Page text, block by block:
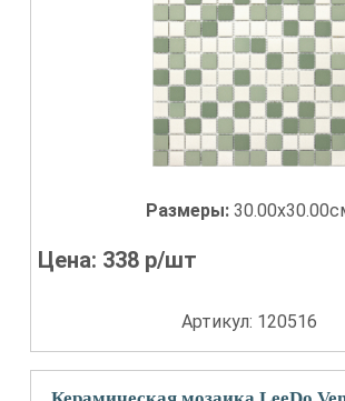
Размеры:
Цена: 338 р/шт
Артикул: 120516